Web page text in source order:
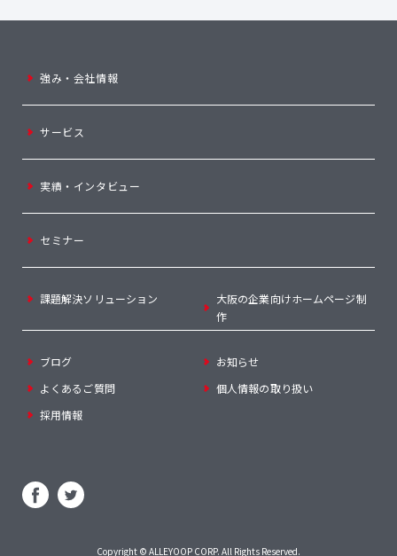
強み・会社情報
サービス
実績・インタビュー
セミナー
課題解決ソリューション
大阪の企業向けホームページ制
作
ブログ
お知らせ
よくあるご質問
個人情報の取り扱い
採用情報
Copyright © ALLEYOOP CORP. All Rights Reserved.